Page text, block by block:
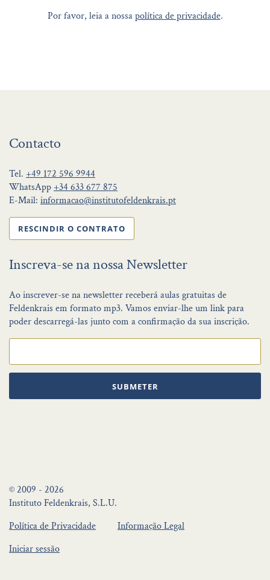
Por favor, leia a nossapolítica de privacidade.
Contacto
Tel. +49 172 596 9944
WhatsApp +34 633 677 875
E-Mail: informacao@institutofeldenkrais.pt
RESCINDIR O CONTRATO
Inscreva-se na nossa Newsletter
Ao inscrever-se na newsletter receberá aulas gratuitas de
Feldenkrais em formato mp3. Vamos enviar-lhe um link para
poder descarregá-las junto com a confirmação da sua inscrição.
SUBMETER
© 2009 - 2026
Instituto Feldenkrais, S.L.U.
Política de Privacidade
Informação Legal
Iniciar sessão